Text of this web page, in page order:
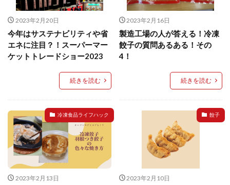
2023年2月20日
今年はサステナビリティや省
エネに注目？！スーパーマー
ケットトレードショー2023
続きを読む
2023年2月16日
製造工場の人が答える！冷凍
餃子の質問あるある！その
4！
続きを読む
冷凍食品ライフハック
2023年2月13日
餃子
2023年2月10日
お取り寄せ
お好み焼き お弁当
キッチンSCM
クリスピーひとくち餃子
クリスマス
スープ
せいろ
エビチリ イベント
Strategic Cooking Management
ESG
Global menu
Instagram SNS
X
アレルギー
アレルゲン
アレンジレシピ
セカンド冷凍庫
たれつき肉焼売
国産
冷凍食品ジャーナリスト山本純子の『冷凍食品のはなし』
冷凍から揚げ
冷凍ラーメン